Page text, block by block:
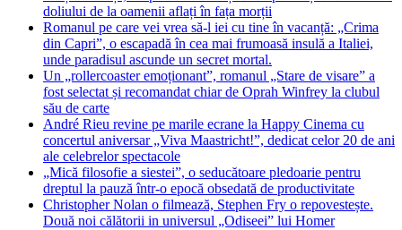
doliului de la oamenii aflați în fața morții
Romanul pe care vei vrea să-l iei cu tine în vacanță: „Crima
din Capri”, o escapadă în cea mai frumoasă insulă a Italiei,
unde paradisul ascunde un secret mortal.
Un „rollercoaster emoționant”, romanul „Stare de visare” a
fost selectat și recomandat chiar de Oprah Winfrey la clubul
său de carte
André Rieu revine pe marile ecrane la Happy Cinema cu
concertul aniversar „Viva Maastricht!”, dedicat celor 20 de ani
ale celebrelor spectacole
„Mică filosofie a siestei”, o seducătoare pledoarie pentru
dreptul la pauză într-o epocă obsedată de productivitate
Christopher Nolan o filmează, Stephen Fry o repovestește.
Două noi călătorii in universul „Odiseei” lui Homer